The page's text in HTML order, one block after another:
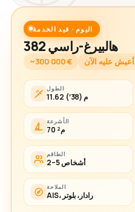
اليوم · قيد الخدمة
هالبيرغ-راسي 382
~300 000 € أعيش عليه الآن
الطول
11.62 م (38′)
الأشرعة
70 م²
الطاقم
2–5 أشخاص
الملاحة
AIS، رادار، بلوتر